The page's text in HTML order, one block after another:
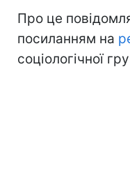
Про це
посиланням на
соціологічної